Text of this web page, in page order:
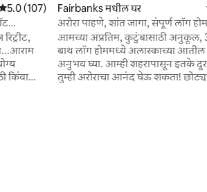
पैकी 5.0 सरासरी रेटिंग, 107 रिव्ह्यूज
5.0 (107)
किंवा
Fairbanks मधील घर
अरोरा पाहणे, शांत जागा, संपूर्ण लॉग होम
आमच्या अप्रतिम, कुटुंबासाठी अनुकूल,
बाथ लॉग होममध्ये अलास्काच्या आतील
अनुभव घ्या. आम्ही शहरापासून इतके दूर आहोत की
तुम्ही अरोराचा आनंद घेऊ शकता!